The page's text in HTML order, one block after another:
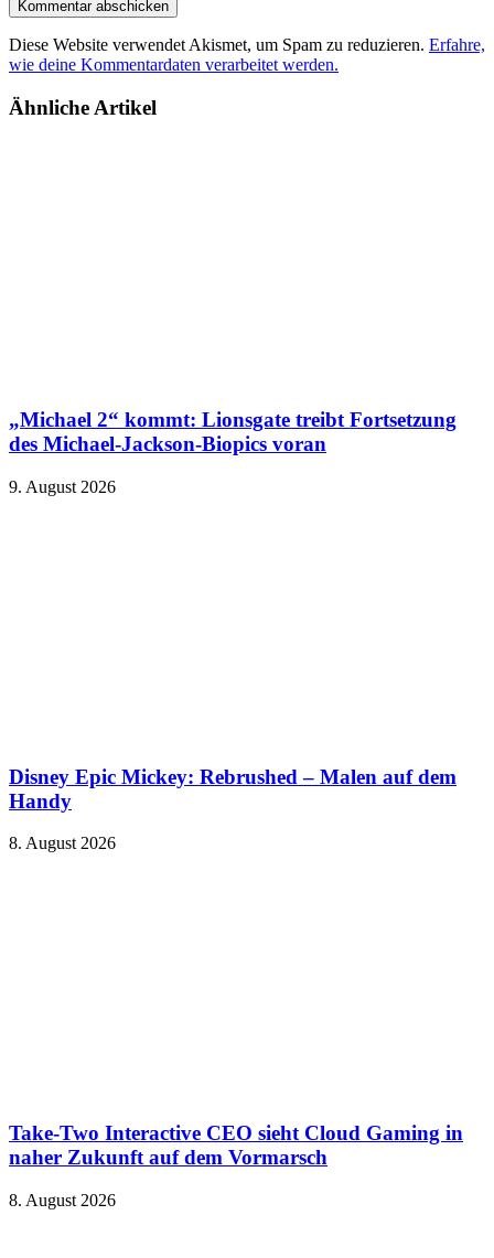
Diese Website verwendet Akismet, um Spam zu reduzieren. Erfahre,
wie deine Kommentardaten verarbeitet werden.
Ähnliche Artikel
„Michael 2“ kommt: Lionsgate treibt Fortsetzung
des Michael-Jackson-Biopics voran
9. August 2026
Disney Epic Mickey: Rebrushed – Malen auf dem
Handy
8. August 2026
Take-Two Interactive CEO sieht Cloud Gaming in
naher Zukunft auf dem Vormarsch
8. August 2026